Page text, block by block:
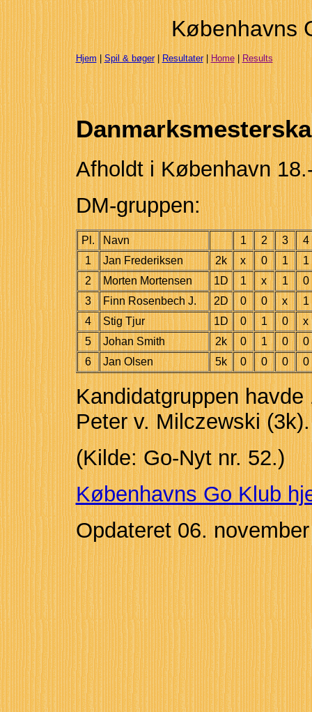
Københavns
Hjem| Spil & bøger|Resultater| Home| Results
Afholdt i København
DM-gruppen:
Pl. Navn 1 2 3
4
1
Jan Frederiksen 2k x 0 1
1
2
Morten Mortensen 1D 1 x 1
0
3
Finn Rosenbech J. 2D 0 0 x
1
4
Stig Tjur 1D 0 1 0
x
5
Johan Smith 2k 0 1 0
0
6
Jan Olsen 5k 0 0 0 0
Kandidatgruppen
Peter v. Milczewski (3k).
(Kilde: Go-Nyt nr. 52.)
Københavns Go Klub
Opdateret06.